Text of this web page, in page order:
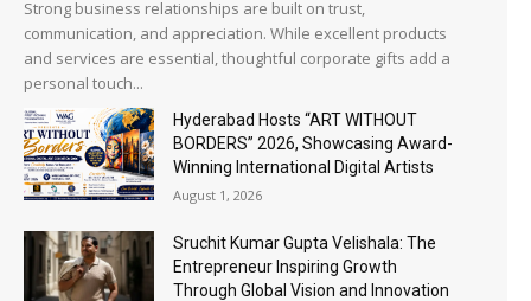
Strong business relationships are built on trust,
communication, and appreciation. While excellent products
and services are essential, thoughtful corporate gifts add a
personal touch...
Hyderabad Hosts “ART WITHOUT
BORDERS” 2026, Showcasing Award-
Winning International Digital Artists
August 1, 2026
Sruchit Kumar Gupta Velishala: The
Entrepreneur Inspiring Growth
Through Global Vision and Innovation